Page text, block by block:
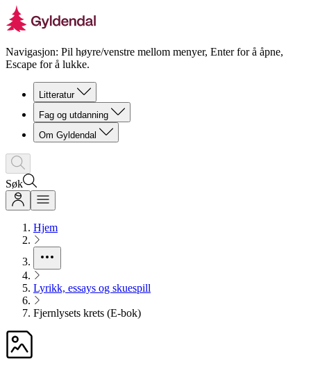
Navigasjon: Pil høyre/venstre mellom menyer, Enter for å åpne,
Escape for å lukke.
Litteratur
Fag og utdanning
Om Gyldendal
Søk
Hjem
Lyrikk, essays og skuespill
Fjernlysets krets (E-bok)